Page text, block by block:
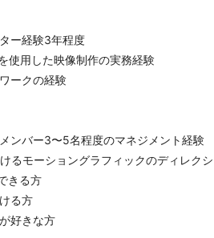
ー経験3年程度
使用した映像制作の実務経験
ークの経験
ンバー3〜5名程度のマネジメント経験
るモーショングラフィックのディレク
きる方
る方
好きな方